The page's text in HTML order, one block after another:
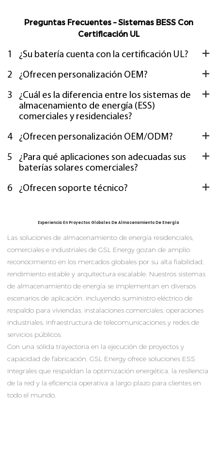
completos para adaptar
las soluciones a sus
Preguntas Frecuentes – Sistemas BESS Con
Certificación UL
1 ¿Su batería cuenta con la certificación UL?
2 ¿Ofrecen personalización OEM?
3
¿Cuál es la diferencia entre los sistemas de
almacenamiento de energía (ESS)
comerciales y residenciales?
4 ¿Ofrecen personalización OEM/ODM?
5
¿Para qué aplicaciones son adecuadas sus
baterías solares comerciales?
6 ¿Ofrecen soporte técnico?
Experiencia En Proyectos Globales De Almacenamiento De Energía
Las soluciones de almacenamiento de energía residenciales,
comerciales e industriales de GSL Energy gozan de amplio
reconocimiento en los mercados globales por su alta fiabilidad,
rendimiento estable y arquitectura escalable. Nuestros sistemas
de almacenamiento de energía se implementan en diversos
escenarios de aplicación, incluyendo suministro eléctrico de
respaldo para viviendas, instalaciones comerciales, operaciones
industriales, infraestructura de telecomunicaciones y redes de
servicios públicos.
Con una sólida trayectoria en la ejecución de proyectos y
capacidad de fabricación, GSL Energy ofrece soluciones ESS
integrales que respaldan la optimización energética, la resiliencia
de la red y la eficiencia operativa a largo plazo para clientes en
todo el mundo.